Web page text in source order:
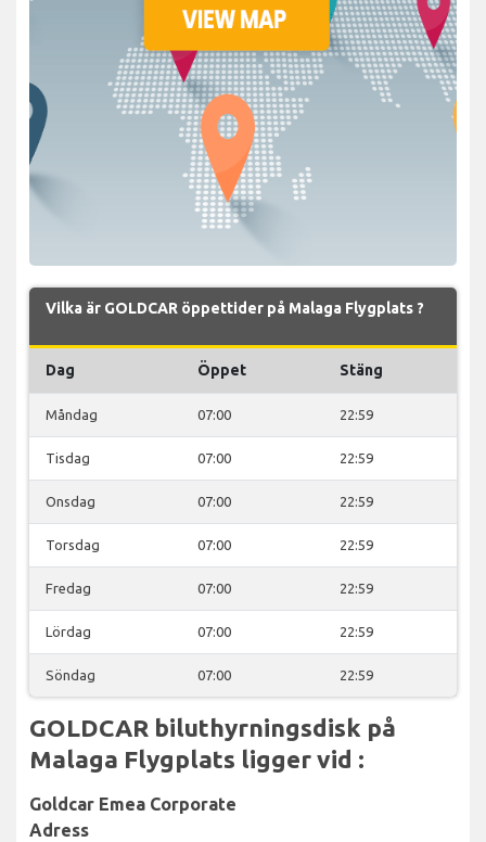
Vilka är GOLDCAR öppettider på Malaga Flygplats ?
Dag Öppet Stäng
Måndag 07:00 22:59
Tisdag 07:00 22:59
Onsdag 07:00 22:59
Torsdag 07:00 22:59
Fredag 07:00 22:59
Lördag 07:00 22:59
Söndag 07:00 22:59
GOLDCAR biluthyrningsdisk på
Malaga Flygplats ligger vid :
Goldcar Emea Corporate
Adress